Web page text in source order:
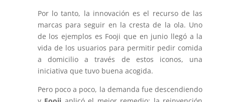
Por lo tanto, la innovación es el recurso de las
marcas para seguir en la cresta de la ola. Uno
de los ejemplos es Fooji que en junio llegó a la
vida de los usuarios para permitir pedir comida
a domicilio a través de estos iconos, una
iniciativa que tuvo buena acogida.
Pero poco a poco, la demanda fue descendiendo